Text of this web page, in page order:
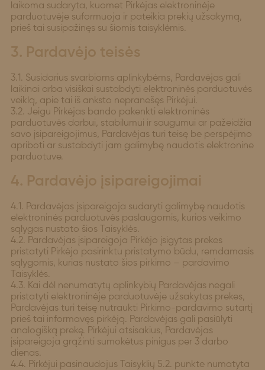
laikoma sudaryta, kuomet Pirkėjas elektroninėje
parduotuvėje suformuoja ir pateikia prekių užsakymą,
prieš tai susipažinęs su šiomis taisyklėmis.
3. Pardavėjo teisės
3.1. Susidarius svarbioms aplinkybėms, Pardavėjas gali
laikinai arba visiškai sustabdyti elektroninės parduotuvės
veiklą, apie tai iš anksto nepranešęs Pirkėjui.
3.2. Jeigu Pirkėjas bando pakenkti elektroninės
parduotuvės darbui, stabilumui ir saugumui ar pažeidžia
savo įsipareigojimus, Pardavėjas turi teisę be perspėjimo
apriboti ar sustabdyti jam galimybę naudotis elektronine
parduotuve.
4. Pardavėjo įsipareigojimai
4.1. Pardavėjas įsipareigoja sudaryti galimybę naudotis
elektroninės parduotuvės paslaugomis, kurios veikimo
sąlygas nustato šios Taisyklės.
4.2. Pardavėjas įsipareigoja Pirkėjo įsigytas prekes
pristatyti Pirkėjo pasirinktu pristatymo būdu, remdamasis
sąlygomis, kurias nustato šios pirkimo – pardavimo
Taisyklės.
4.3. Kai dėl nenumatytų aplinkybių Pardavėjas negali
pristatyti elektroninėje parduotuvėje užsakytas prekes,
Pardavėjas turi teisę nutraukti Pirkimo-pardavimo sutartį
prieš tai informavęs pirkėją. Pardavėjas gali pasiūlyti
analogišką prekę. Pirkėjui atsisakius, Pardavėjas
įsipareigoja grąžinti sumokėtus pinigus per 3 darbo
dienas.
4.4. Pirkėjui pasinaudojus Taisyklių 5.2. punkte numatyta